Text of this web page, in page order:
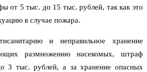
от 5 тыс. до 15 тыс. рублей, так как это
в случае пожара.
и неправильное хранение
размножению насекомых, штраф
3 тыс. рублей, а за хранение опасных